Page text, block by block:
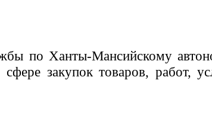
по Ханты-Мансийскому
закупок товаров, работ,